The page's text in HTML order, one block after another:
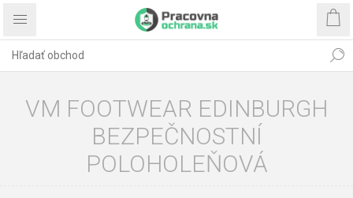
VM FOOTWEAR EDINBURGH
BEZPEČNOSTNÍ
POLOHOLEŇOVÁ